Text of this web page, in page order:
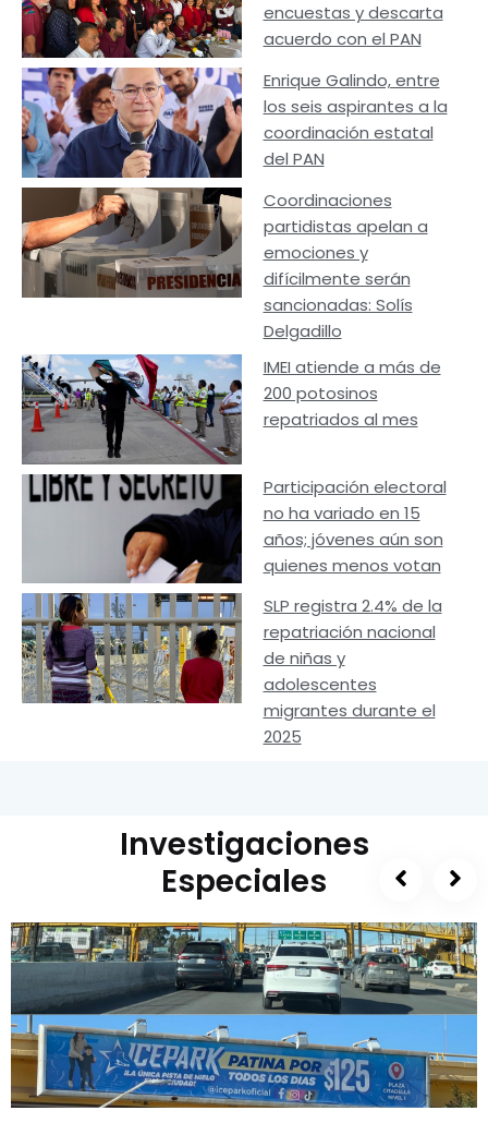
encuestas y descarta
acuerdo con el PAN
Enrique Galindo, entre
los seis aspirantes a la
coordinación estatal
del PAN
Coordinaciones
partidistas apelan a
emociones y
difícilmente serán
sancionadas: Solís
Delgadillo
IMEI atiende a más de
200 potosinos
repatriados al mes
Participación electoral
no ha variado en 15
años; jóvenes aún son
quienes menos votan
SLP registra 2.4% de la
repatriación nacional
de niñas y
adolescentes
migrantes durante el
2025
Investigaciones
Especiales